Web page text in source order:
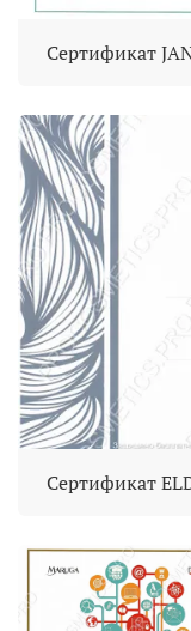
Сертификат
Сертификат